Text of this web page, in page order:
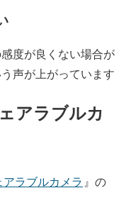
度が良くない場合が
声が上がっています
アラブルカ
ラブルカメラ 』の